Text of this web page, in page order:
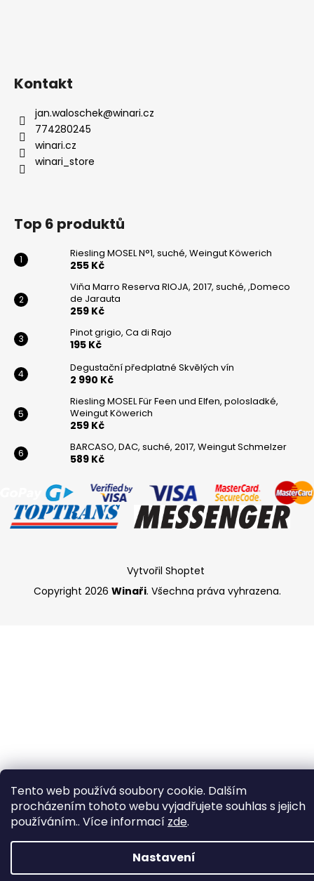
Tento web používá soubory cookie. Dalším
procházením tohoto webu vyjadřujete souhlas s jejich
používáním.. Více informací zde.
Nastavení
Kontakt
jan.waloschek@winari.cz
774280245
winari.cz
winari_store
Top 6 produktů
Riesling MOSEL N°1, suché, Weingut Köwerich
255 Kč
Viňa Marro Reserva RIOJA, 2017, suché, ,Domeco
de Jarauta
259 Kč
Pinot grigio, Ca di Rajo
195 Kč
Degustační předplatné Skvělých vín
2 990 Kč
Riesling MOSEL Für Feen und Elfen, polosladké,
Weingut Köwerich
259 Kč
BARCASO, DAC, suché, 2017, Weingut Schmelzer
589 Kč
Vytvořil Shoptet
Copyright 2026 Winaři. Všechna práva vyhrazena.